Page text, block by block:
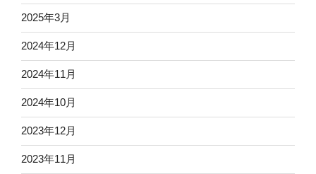
2025年3月
2024年12月
2024年11月
2024年10月
2023年12月
2023年11月